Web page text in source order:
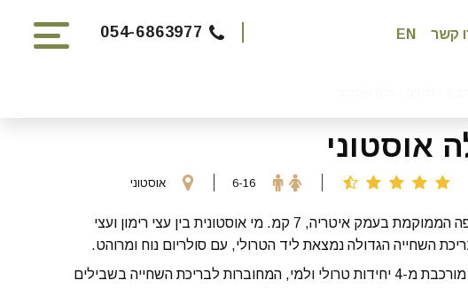
קשר EN
054-6863977
אוסטוני
6-16 אוסטוני
וילה יפה הממוקמת בעמק איטריה, 7 קמ. מי אוסטונית בין עצי רימון ועצי
השחייה הגדולה נמצאת ליד הטרולי, עם סולריום נוח ומרוהט.
הוילה מורכבת מ-4 יחידות טרולי ולמי, המחוברות לבריכת השחייה בשבילים